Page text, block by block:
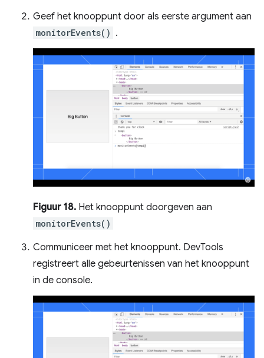
Geef het knooppunt door als eerste argument aan
monitorEvents() .
Figuur 18. Het knooppunt doorgeven aan
monitorEvents()
Communiceer met het knooppunt. DevTools
registreert alle gebeurtenissen van het knooppunt
in de console.